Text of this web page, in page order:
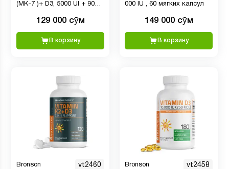
(МК-7 )+ D3, 5000 UI + 90
129 000 сӯм
В корзину
000 IU , 60 мягких капсул
149 000 сӯм
В корзину
Bronson vt2460 Bronson vt2458